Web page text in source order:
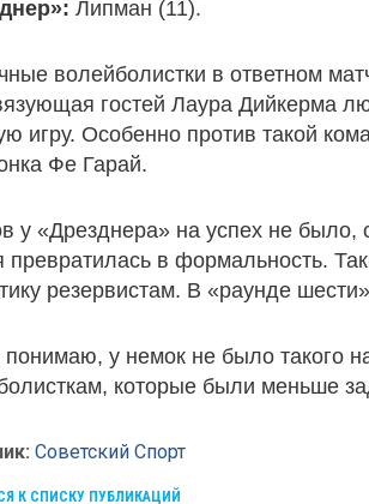
Липман (11).
волейболистки в ответном
гостей Лаура Дийкерма
игру. Особенно против такой
Фе Гарай.
у «Дрезднера» на успех не было,
превратилась в формальность.
резервистам. В «раунде
понимаю, у немок не было такого
которые были меньше
Советский Спорт
К СПИСКУ ПУБЛИКАЦИЙ